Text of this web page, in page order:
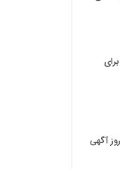
آگهی